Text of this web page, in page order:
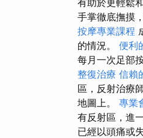
手掌徹底撫摸
按摩專業課程
的情況。 便利
每月一次足部
整復治療 信賴
區，反射治療
地圖上。 專業
有反射區，進
已經以頭痛或